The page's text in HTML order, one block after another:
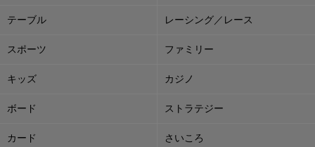
テーブル レーシング／レース
スポーツ ファミリー
キッズ カジノ
ボード ストラテジー
カード さいころ